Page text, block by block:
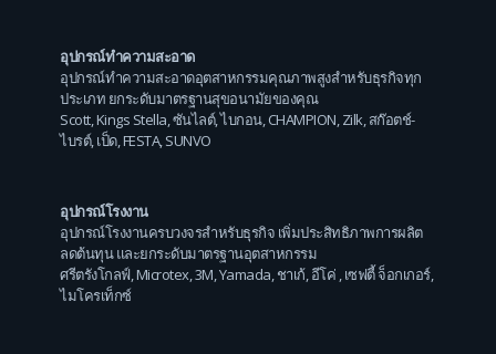
อุปกรณ์ทำความสะอาด
อุปกรณ์ทำความสะอาดอุตสาหกรรมคุณภาพสูงสำหรับธุรกิจทุก
ประเภท ยกระดับมาตรฐานสุขอนามัยของคุณ
Scott,Kings Stella,ซันไลต์,ไบกอน,CHAMPION,Zilk,สก๊อตช์-
ไบรต์,เป็ด,FESTA,SUNVO
อุปกรณ์โรงงาน
อุปกรณ์โรงงานครบวงจรสำหรับธุรกิจ เพิ่มประสิทธิภาพการผลิต
ลดต้นทุน และยกระดับมาตรฐานอุตสาหกรรม
ศรีตรังโกลฟ์,Microtex,3M,Yamada,ชาเก้,อีโค่ ,เซฟตี้ จ็อกเกอร์,
ไมโครเท็กซ์